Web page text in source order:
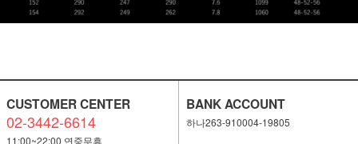
CUSTOMER CENTER
02-3442-6614
11:00~22:00 연중무휴
BANK ACCOUNT
하나263-910004-19805